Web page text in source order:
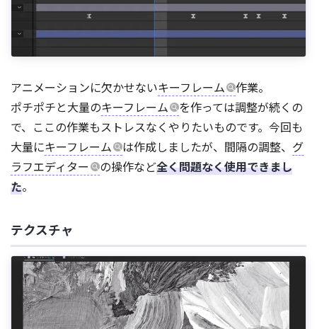
アニメーションに欠かせないキーフレーム
作業。
ポチポチと大量のキーフレーム
を作っては調整が続くの
で、ここの作業もストレスなくやりたいものです。今回も
大量にキーフレーム は作成しましたが、間隔の調整、 グ
ラフエディター
の操作など全く問題なく使用できまし
た。
テクスチャ